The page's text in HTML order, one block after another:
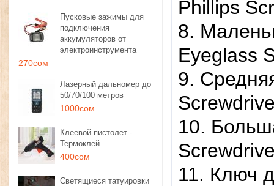
Пусковые зажимы для
подключения
аккумуляторов от
электроинструмента
270сом
Лазерный дальномер до
50/70/100 метров
1000сом
Клеевой пистолет -
Термоклей
400сом
Светящиеся татуировки
Phillips
8.
Eyeglass
9.
10.
11. Ключ